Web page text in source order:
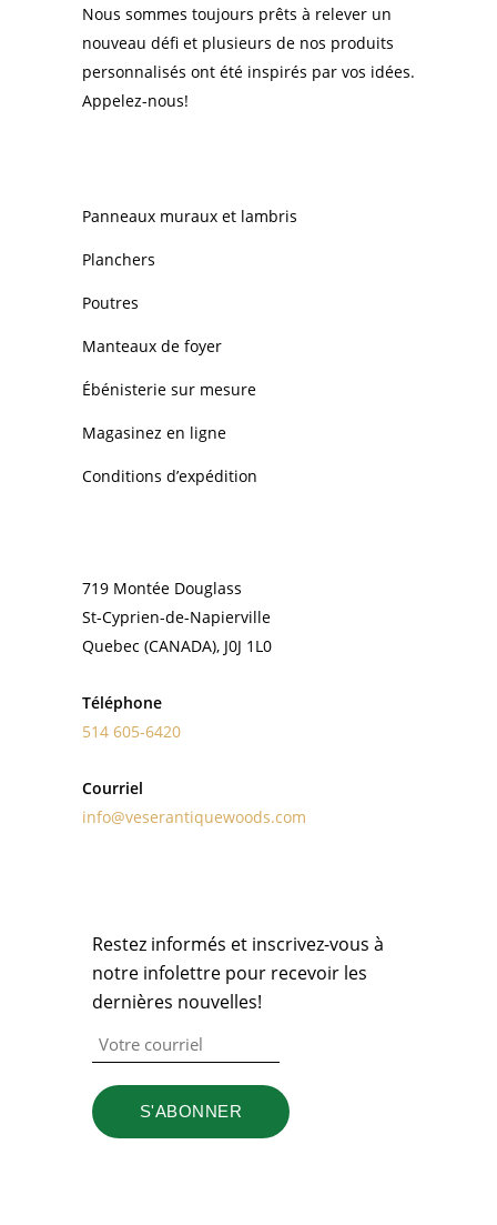
Nous sommes toujours prêts à relever un
nouveau défi et plusieurs de nos produits
personnalisés ont été inspirés par vos idées.
Appelez-nous!
Panneaux muraux et lambris
Planchers
Poutres
Manteaux de foyer
Ébénisterie sur mesure
Magasinez en ligne
Conditions d’expédition
719 Montée Douglass
St-Cyprien-de-Napierville
Quebec (CANADA), J0J 1L0
Téléphone
514 605-6420
Courriel
info@veserantiquewoods.com
Restez informés et inscrivez-vous à
notre infolettre pour recevoir les
dernières nouvelles!